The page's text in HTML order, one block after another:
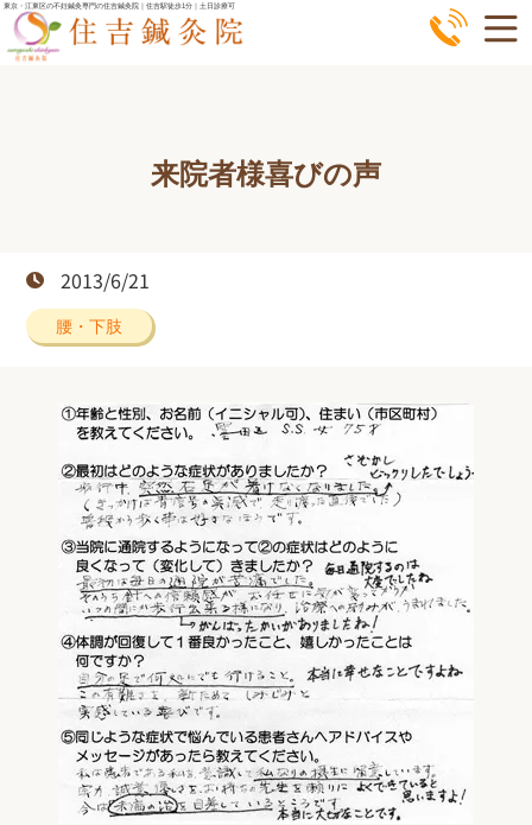
コ
ン
東京・江東区の不妊鍼灸専門の住吉鍼灸院｜住吉駅徒歩1分｜土日診療可
来院者様喜びの声
2013/6/21
腰・下肢